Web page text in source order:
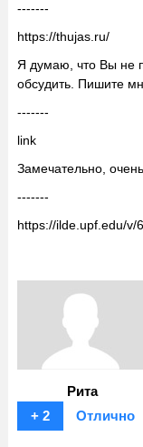
-------
https://thujas.ru/
Я думаю, что Вы не
обсудить. Пишите
-------
link
Замечательно,
-------
https://ilde.upf.edu/v/
Рита
+ 2
Отлично